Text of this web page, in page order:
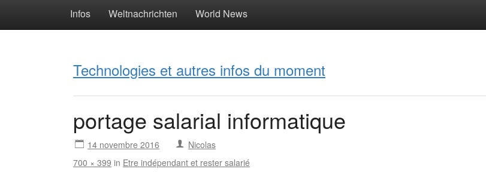
Infos Weltnachrichten World News
Technologies et autres infos du moment
portage salarial informatique
14 novembre 2016
Nicolas
700 × 399 in Etre indépendant et rester salarié